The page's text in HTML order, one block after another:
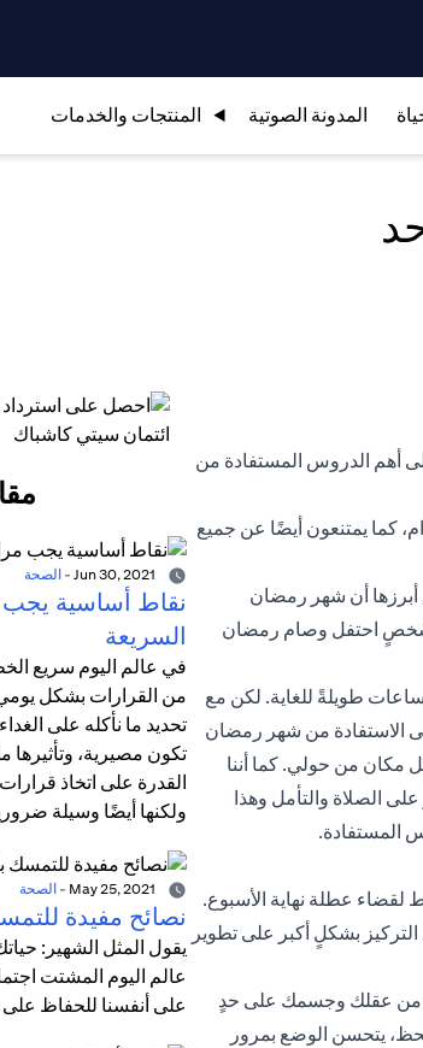
المدونة الصوتية المنتجات والخدمات
أهم الدروس المستفادة من
كما يمتنعون أيضًا عن جميع
أبرزها أن شهر رمضان
وكشخصٍ احتفل وصام رمضان
طويلةً للغاية. لكن مع
الاستفادة من شهر رمضان
مكان من حولي. كما أننا
الصلاة والتأمل وهذا
المستفادة.
لقضاء عطلة نهاية الأسبوع.
بشكلٍ أكبر على تطوير
كل من عقلك وجسمك على حدٍ
يتحسن الوضع بمرور
- الصحة
نقاط أساسية يجب
السريعة
في عالم اليوم سريع
من القرارات بشكل
تحديد ما نأكله على
تكون مصيرية، وتأثيرها
القدرة على اتخاذ
ولكنها أيضًا وسيلة
- الصحة
نصائح مفيدة
يقول المثل الشهير:
عالم اليوم المشتت
على أنفسنا للحفاظ